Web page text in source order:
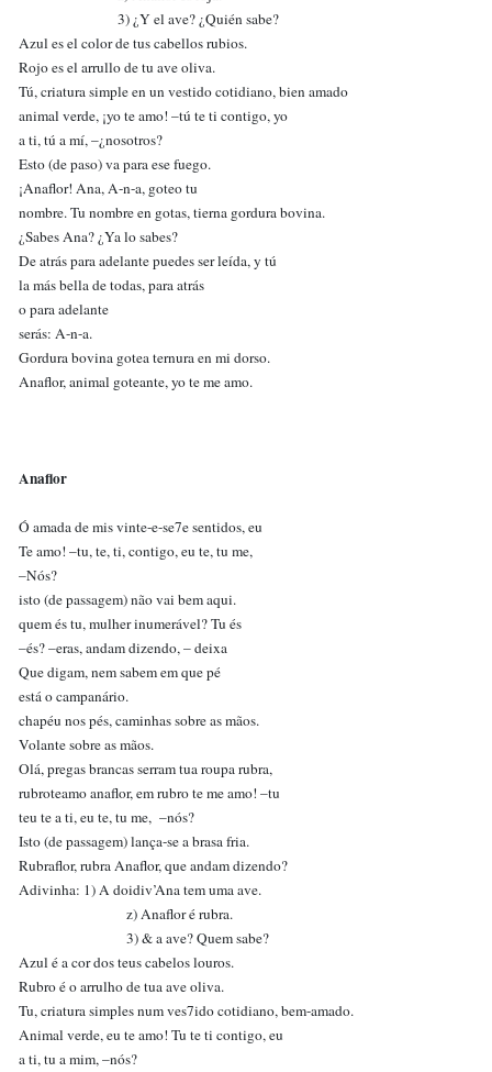
3) ¿Y el ave? ¿Quién sabe?
Azul es el color de tus cabellos rubios.
Rojo es el arrullo de tu ave oliva.
Tú, criatura simple en un vestido cotidiano, bien amado
animal verde, ¡yo te amo! –tú te ti contigo, yo
a ti, tú a mí, –¿nosotros?
Esto (de paso) va para ese fuego.
¡Anaflor! Ana, A-n-a, goteo tu
nombre. Tu nombre en gotas, tierna gordura bovina.
¿Sabes Ana? ¿Ya lo sabes?
De atrás para adelante puedes ser leída, y tú
la más bella de todas, para atrás
o para adelante
serás: A-n-a.
Gordura bovina gotea ternura en mi dorso.
Anaflor, animal goteante, yo te me amo.
Anaflor
Ó amada de mis vinte-e-se7e sentidos, eu
Te amo! –tu, te, ti, contigo, eu te, tu me,
–Nós?
isto (de passagem) não vai bem aqui.
quem és tu, mulher inumerável? Tu és
–és? –eras, andam dizendo, – deixa
Que digam, nem sabem em que pé
está o campanário.
chapéu nos pés, caminhas sobre as mãos.
Volante sobre as mãos.
Olá, pregas brancas serram tua roupa rubra,
rubroteamo anaflor, em rubro te me amo! –tu
teu te a ti, eu te, tu me, –nós?
Isto (de passagem) lança-se a brasa fria.
Rubraflor, rubra Anaflor, que andam dizendo?
Adivinha: 1) A doidiv’Ana tem uma ave.
z) Anaflor é rubra.
3) & a ave? Quem sabe?
Azul é a cor dos teus cabelos louros.
Rubro é o arrulho de tua ave oliva.
Tu, criatura simples num ves7ido cotidiano, bem-amado.
Animal verde, eu te amo! Tu te ti contigo, eu
a ti, tu a mim, –nós?